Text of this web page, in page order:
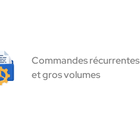
Commandes récurrentes
et gros volumes